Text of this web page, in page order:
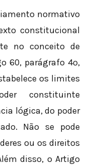
normativo
constitucional
no conceito de
60, parágrafo 4º,
os limites
constituinte
lógica, do poder
Não se pode
ou os direitos
disso, o Artigo